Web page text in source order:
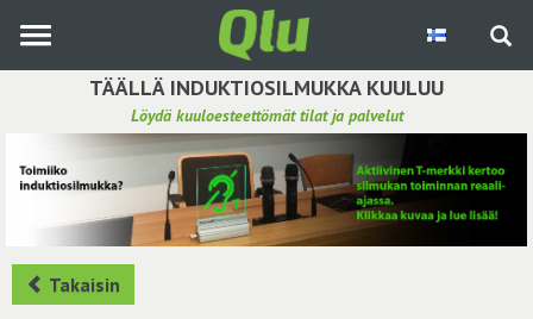
pääsisältöön
TÄÄLLÄ INDUKTIOSILMUKKA KUULUU
Löydä kuuloesteettömät tilat ja palvelut
Etsi induktiosilmukka
Tee ehdotus ja vaikuta kuulemiskokemukseen
Hae ehdotuksia
Käyttöohje
Takaisin